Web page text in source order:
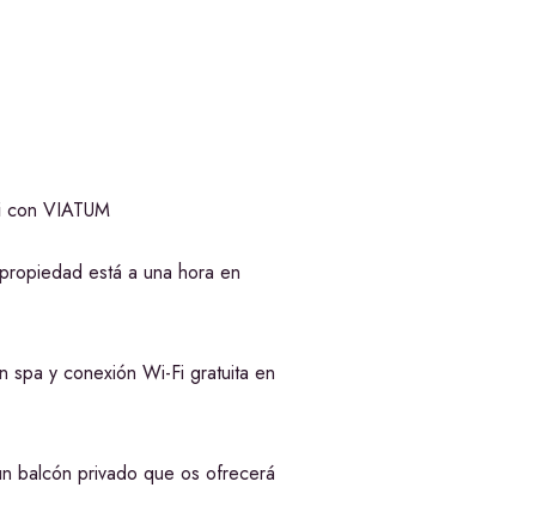
VIATUM
está a una hora en
spa y conexión Wi-Fi gratuita en
balcón privado que os ofrecerá